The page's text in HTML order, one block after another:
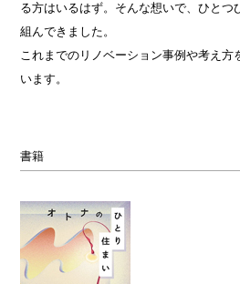
る方はいるはず。そんな想いで、ひとつ
組んできました。
これまでのリノベーション事例や考え方
います。
書籍